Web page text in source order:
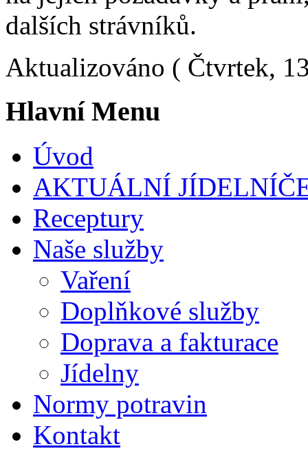
dalších strávníků.
Aktualizováno ( Čtvrtek,
Hlavní Menu
Úvod
AKTUÁLNÍ
Receptury
Naše služby
Vaření
Doplňkové služby
Doprava a fakturace
Jídelny
Normy potravin
Kontakt